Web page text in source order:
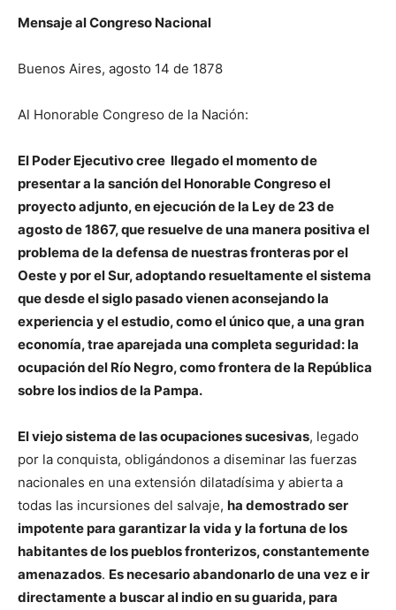
Mensaje al Congreso Nacional
Buenos Aires, agosto 14 de 1878
Al Honorable Congreso de la Nación:
El Poder Ejecutivo cree llegado el momento de
presentar a la sanción del Honorable Congreso el
proyecto adjunto, en ejecución de la Ley de 23 de
agosto de 1867, que resuelve de una manera positiva el
problema de la defensa de nuestras fronteras por el
Oeste y por el Sur, adoptando resueltamente el sistema
que desde el siglo pasado vienen aconsejando la
experiencia y el estudio, como el único que, a una gran
economía, trae aparejada una completa seguridad: la
ocupación del Río Negro, como frontera de la República
sobre los indios de la Pampa.
El viejo sistema de las ocupaciones sucesivas, legado
por la conquista, obligándonos a diseminar las fuerzas
nacionales en una extensión dilatadísima y abierta a
todas las incursiones del salvaje, ha demostrado ser
impotente para garantizar la vida y la fortuna de los
habitantes de los pueblos fronterizos, constantemente
amenazados. Es necesario abandonarlo de una vez e ir
directamente a buscar al indio en su guarida, para